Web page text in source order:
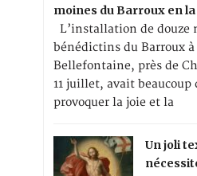
moines du Barroux en
L’installation de douze
bénédictins du Barroux à
Bellefontaine, près de
11 juillet, avait beaucoup
provoquer la joie et la
Un joli